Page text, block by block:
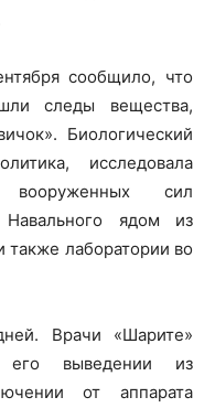
сообщило, что
следы вещества,
Биологический
исследовала
вооруженных сил
ядом из
также лаборатории во
Врачи «Шарите»
выведении из
от аппарата